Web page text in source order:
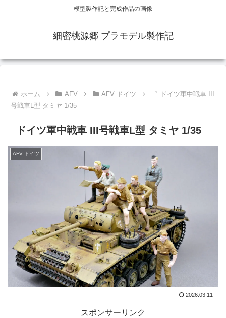
模型製作記と完成作品の画像
細密桃源郷 プラモデル製作記
ホーム AFV AFV ドイツ
ドイツ軍中戦車 III
号戦車L型 タミヤ 1/35
ドイツ軍中戦車 III号戦車L型 タミヤ 1/35
AFV ドイツ
2026.03.11
スポンサーリンク